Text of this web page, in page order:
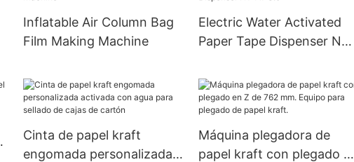
papel de envolver de 500
a 1500 mm de longitud
Inflatable Air Column Bag
Film Making Machine
Electric Water Activated
Paper Tape Dispenser NT-
Cinta de papel kraft
engomada personalizada
Máquina plegadora de
papel kraft con plegado en